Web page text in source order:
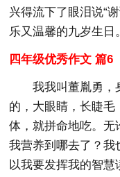
兴得流下了眼泪说“
乐又温馨的九岁生日
四年级优秀作文 篇6
我我叫董胤勇，
的，大眼睛，长睫毛
体，就拼命地吃。无
我营养到哪去了？我
以我要发挥我的智